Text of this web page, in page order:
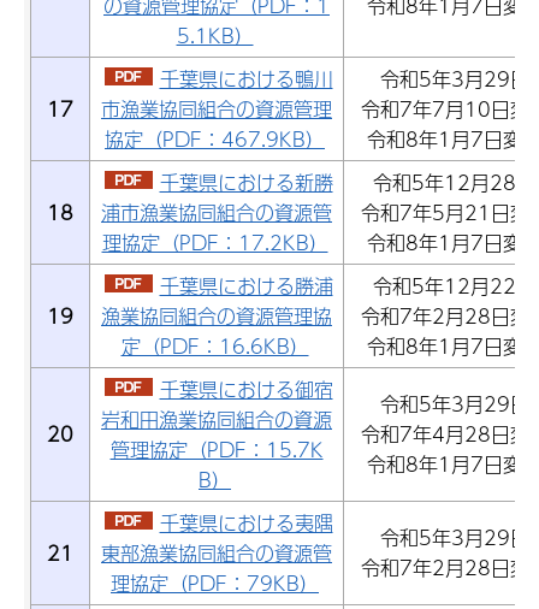
5.1KB）
17
千葉県における鴨川
市漁業協同組合の資源管理
協定（PDF：467.9KB）
令和5年3月29日
令和7年7月10日変
令和8年1月7日変
18
千葉県における新勝
浦市漁業協同組合の資源管
理協定（PDF：17.2KB）
令和5年12月28日
令和7年5月21日変
令和8年1月7日変
19
千葉県における勝浦
漁業協同組合の資源管理協
定（PDF：16.6KB）
令和5年12月22日
令和7年2月28日変
令和8年1月7日変
20
千葉県における御宿
岩和田漁業協同組合の資源
管理協定（PDF：15.7K
B）
令和5年3月29日
令和7年4月28日変
令和8年1月7日変
21
千葉県における夷隅
東部漁業協同組合の資源管
理協定（PDF：79KB）
令和5年3月29日
令和7年2月28日変